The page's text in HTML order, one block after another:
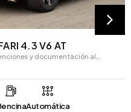
AT
al…